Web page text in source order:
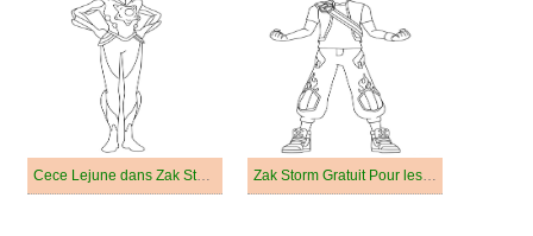
Cece Lejune dans Zak Storm Zak Storm Gratuit Pour les Enfants